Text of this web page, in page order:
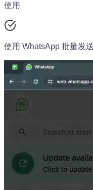
使用
使用 WhatsApp 批量发